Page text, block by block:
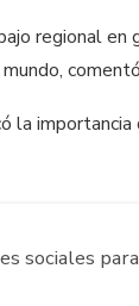
regional en
la
sociales